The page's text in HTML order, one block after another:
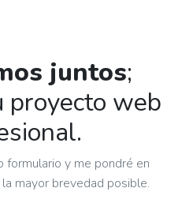
juntos;
proyecto web
formulario y me pondré en
mayor brevedad posible.